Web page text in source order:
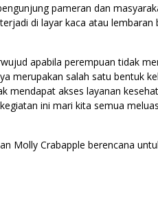
pameran dan
di layar kaca atau
apabila perempuan tidak
merupakan salah satu bentuk
mendapat akses layanan
ini mari kita semua
Molly Crabapple berencana